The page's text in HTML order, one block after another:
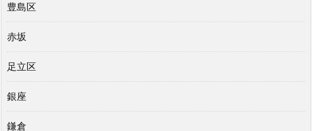
豊島区
赤坂
足立区
銀座
鎌倉